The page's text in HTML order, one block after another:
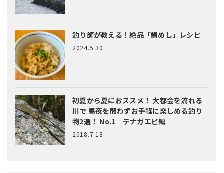
釣り師が教える！絶品「鯛めし」レシピ
2024.5.30
初夏から夏におススメ！ 大都会を流れる
川で 昼夜を問わずお手軽に楽しめる釣り
物2選！ No.1 テナガエビ編
2018.7.18